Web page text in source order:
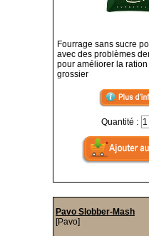
Fourrage sans sucre
avec des problèmes
pour améliorer la
grossier
Quantité :
Pavo Slobber-Mash
[Pavo]